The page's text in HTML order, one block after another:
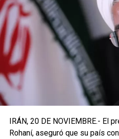
IRÁN, 20 DE NOVIEMBRE.- El
Rohaní, aseguró que su país